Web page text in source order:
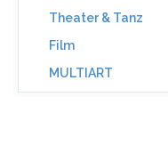
Theater & Tanz
Film
MULTIART